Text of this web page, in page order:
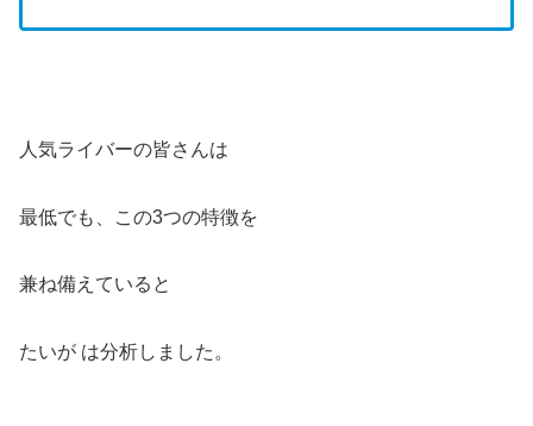
人気ライバーの皆さんは
最低でも、この3つの特徴を
兼ね備えていると
たいが は分析しました。